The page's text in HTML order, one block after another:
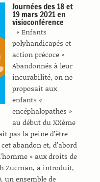
Journées des 18 et
19 mars 2021 en
visioconférence
« Enfants
polyhandicapés et
action précoce »
Abandonnés à leur
incurabilité, on ne
proposait aux
enfants «
encéphalopathes »
au début du XXème
pas la peine d’être
abandon et, d’abord
» aux droits de
Zucman, a introduit,
un ensemble de